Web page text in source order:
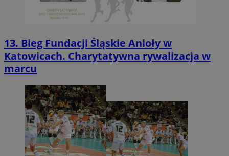
13. Bieg Fundacji Śląskie Anioły w
Katowicach. Charytatywna rywalizacja w
marcu